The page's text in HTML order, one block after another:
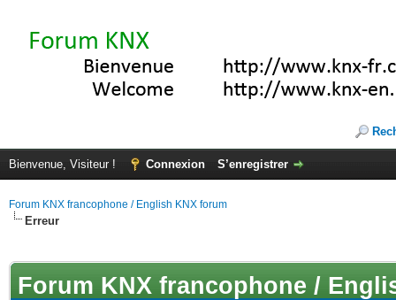
Bienvenue, Visiteur ! Connexion S’enregistrer
Forum KNX francophone / English KNX forum
Erreur
Forum KNX francophone /